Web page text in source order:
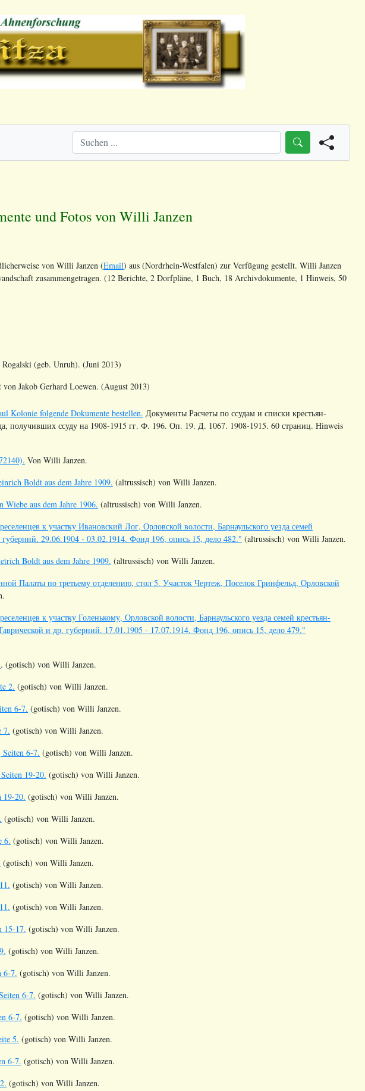
und Fotos von Willi Janzen
von Willi Janzen (Email) aus (Nordrhein-Westfalen) zur Verfügung gestellt. Willi Janzen
zusammengetragen. (12 Berichte, 2 Dorfpläne, 1 Buch, 18 Archivdokumente, 1 Hinweis, 50
(geb. Unruh). (Juni 2013)
von Jakob Gerhard Loewen. (August 2013)
Kolonie folgende Dokumente bestellen. Документы Расчеты по ссудам и списки крестьян-
получивших ссуду на 1908-1915 гг. Ф. 196. Оп. 19. Д. 1067. 1908-1915. 60 страниц. Hinweis
Von Willi Janzen.
Boldt aus dem Jahre 1909. (altrussisch) von Willi Janzen.
Wiebe aus dem Jahre 1906. (altrussisch) von Willi Janzen.
к участку Ивановский Лог, Орловской волости, Барнаульского уезда семей
29.06.1904 - 03.02.1914. Фонд 196, опись 15, дело 482." (altrussisch) von Willi Janzen.
Boldt aus dem Jahre 1909. (altrussisch) von Willi Janzen.
Палаты по третьему отделению, стол 5. Участок Чертеж, Поселок Гринфельд, Орловской
к участку Голенькому, Орловской волости, Барнаульского уезда семей крестьян-
и др. губерний. 17.01.1905 - 17.07.1914. Фонд 196, опись 15, дело 479."
. (gotisch) von Willi Janzen.
2. (gotisch) von Willi Janzen.
6-7. (gotisch) von Willi Janzen.
7. (gotisch) von Willi Janzen.
Seiten 6-7. (gotisch) von Willi Janzen.
19-20. (gotisch) von Willi Janzen.
19-20. (gotisch) von Willi Janzen.
(gotisch) von Willi Janzen.
6. (gotisch) von Willi Janzen.
(gotisch) von Willi Janzen.
(gotisch) von Willi Janzen.
(gotisch) von Willi Janzen.
15-17. (gotisch) von Willi Janzen.
(gotisch) von Willi Janzen.
6-7. (gotisch) von Willi Janzen.
6-7. (gotisch) von Willi Janzen.
6-7. (gotisch) von Willi Janzen.
5. (gotisch) von Willi Janzen.
6-7. (gotisch) von Willi Janzen.
(gotisch) von Willi Janzen.